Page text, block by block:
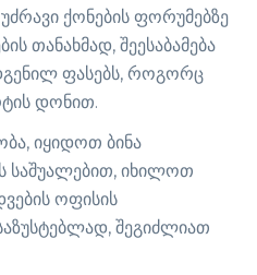
ქონების ფორუმებზე
თანახმად, შეესაბამება
ფასებს, როგორც
დონით.
იყიდოთ ბინა
საშუალებით, იხილოთ
ოფისის
შეგიძლიათ